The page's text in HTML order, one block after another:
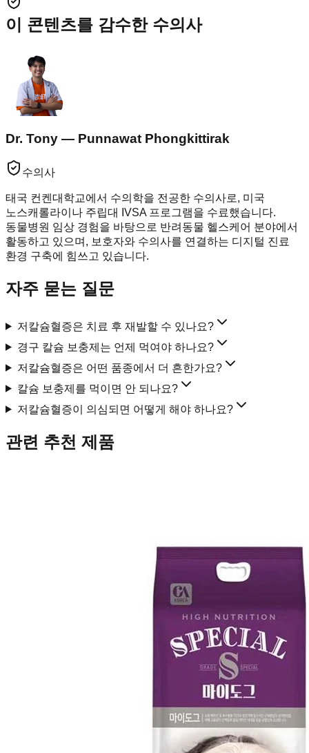
이 콘텐츠를 감수한 수의사
Dr. Tony — Punnawat Phongkittirak
수의사
태국 컨켄대학교에서 수의학을 전공한 수의사로, 미국
노스캐롤라이나 주립대 IVSA 프로그램을 수료했습니다.
동물병원 임상 경험을 바탕으로 반려동물 헬스케어 분야에서
활동하고 있으며, 보호자와 수의사를 연결하는 디지털 진료
환경 구축에 힘쓰고 있습니다.
자주 묻는 질문
저칼슘혈증은 치료 후 재발할 수 있나요?
경구 칼슘 보충제는 언제 먹여야 하나요?
저칼슘혈증은 어떤 품종에서 더 흔한가요?
칼슘 보충제를 먹이면 안 되나요?
저칼슘혈증이 의심되면 어떻게 해야 하나요?
관련 추천 제품